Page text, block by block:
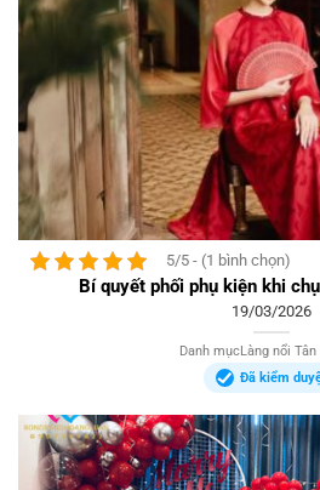
5/5 - (1 bình chọn)
Bí quyết phối phụ kiện khi
19/03/2026
Danh mụcLàng nổi Tân
Đã kiểm